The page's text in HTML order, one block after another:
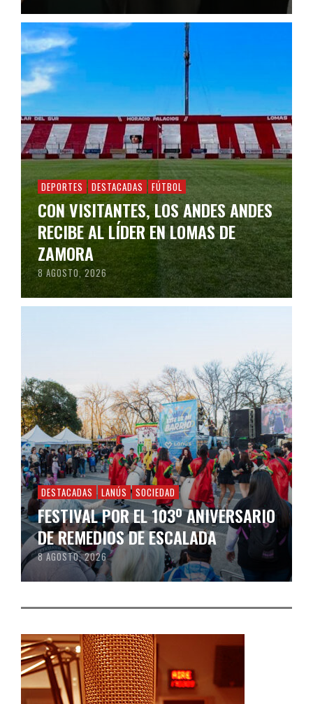
DEPORTES DESTACADAS FÚTBOL
CON VISITANTES, LOS ANDES ANDES
RECIBE AL LÍDER EN LOMAS DE
ZAMORA
8 AGOSTO, 2026
DESTACADAS LANÚS SOCIEDAD
FESTIVAL POR EL 103º ANIVERSARIO
DE REMEDIOS DE ESCALADA
8 AGOSTO, 2026